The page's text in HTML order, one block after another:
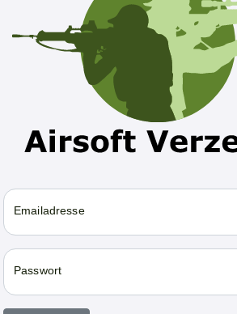
Emailadresse
Passwort